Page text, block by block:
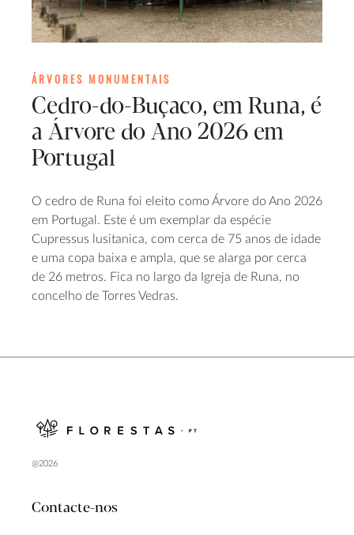
ÁRVORES MONUMENTAIS
Cedro-do-Buçaco, em Runa, é
a Árvore do Ano 2026 em
Portugal
O cedro de Runa foi eleito como Árvore do Ano 2026
em Portugal. Este é um exemplar da espécie
Cupressus lusitanica, com cerca de 75 anos de idade
e uma copa baixa e ampla, que se alarga por cerca
de 26 metros. Fica no largo da Igreja de Runa, no
concelho de Torres Vedras.
@2026
Contacte-nos